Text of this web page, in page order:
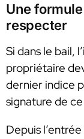
Une
respecter
Si dans le bail,
propriétaire
dernier indice
signature de
Depuis